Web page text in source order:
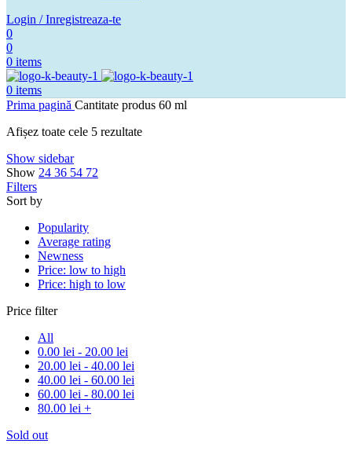
Login / Inregistreaza-te
0
0
0 items
0 items
Prima pagină Cantitate produs 60 ml
Afișez toate cele 5 rezultate
Show sidebar
Show 24 36 54 72
Filters
Sort by
Popularity
Average rating
Newness
Price: low to high
Price: high to low
Price filter
All
0.00 lei - 20.00 lei
20.00 lei - 40.00 lei
40.00 lei - 60.00 lei
60.00 lei - 80.00 lei
80.00 lei +
Sold out